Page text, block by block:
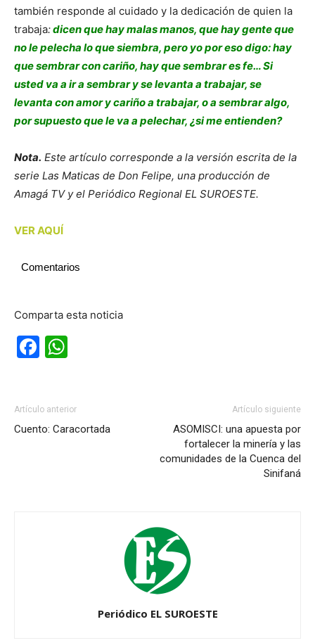
también responde al cuidado y la dedicación de quien la
trabaja:dicen que hay malas manos, que hay gente que
no le pelecha lo que siembra, pero yo por eso digo: hay
que sembrar con cariño, hay que sembrar es fe… Si
usted va a ir a sembrar y se levanta a trabajar, se
levanta con amor y cariño a trabajar, o a sembrar algo,
por supuesto que le va a pelechar, ¿si me entienden?
Nota. Este artículo corresponde a la versión escrita de la
serie Las Maticas de Don Felipe, una producción de
Amagá TV y el Periódico Regional EL SUROESTE.
VER AQUÍ
Comentarios
Comparta esta noticia
Facebook
Artículo anterior
Cuento: Caracortada
Artículo siguiente
ASOMISCI: una apuesta por
fortalecer la minería y las
comunidades de la Cuenca del
Sinifaná
Periódico EL SUROESTE